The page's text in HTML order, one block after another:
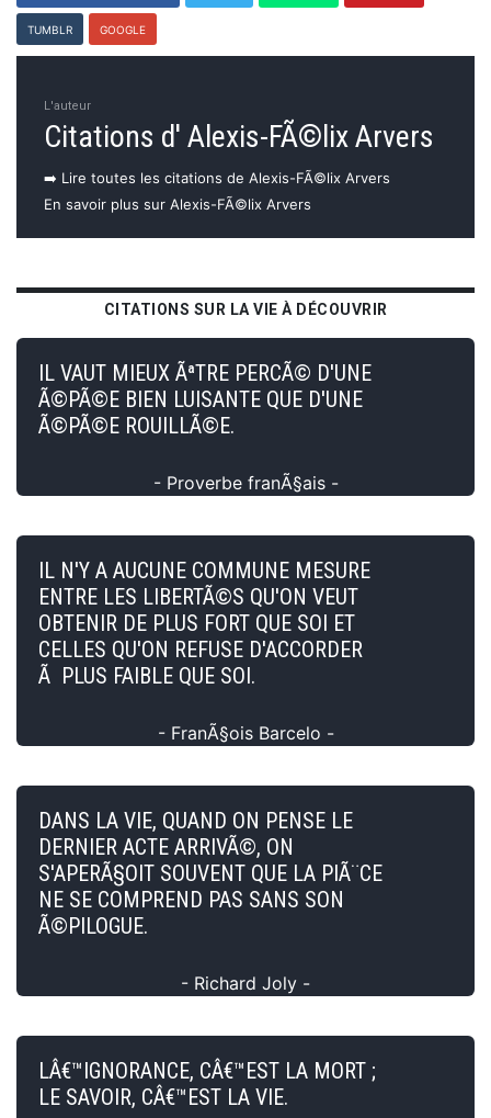
TUMBLR GOOGLE
L'auteur
Citations d' Alexis-FÃ©lix Arvers
➡️ Lire toutes les citations de Alexis-FÃ©lix Arvers
En savoir plus sur Alexis-FÃ©lix Arvers
CITATIONS SUR LA VIE À DÉCOUVRIR
IL VAUT MIEUX ÃªTRE PERCÃ© D'UNE
Ã©PÃ©E BIEN LUISANTE QUE D'UNE
Ã©PÃ©E ROUILLÃ©E.
- Proverbe franÃ§ais -
IL N'Y A AUCUNE COMMUNE MESURE
ENTRE LES LIBERTÃ©S QU'ON VEUT
OBTENIR DE PLUS FORT QUE SOI ET
CELLES QU'ON REFUSE D'ACCORDER
Ã PLUS FAIBLE QUE SOI.
- FranÃ§ois Barcelo -
DANS LA VIE, QUAND ON PENSE LE
DERNIER ACTE ARRIVÃ©, ON
S'APERÃ§OIT SOUVENT QUE LA PIÃ¨CE
NE SE COMPREND PAS SANS SON
Ã©PILOGUE.
- Richard Joly -
LÂ€™IGNORANCE, CÂ€™EST LA MORT ;
LE SAVOIR, CÂ€™EST LA VIE.